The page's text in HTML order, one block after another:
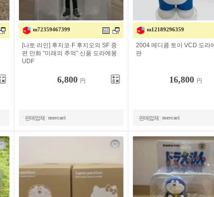
m72359467399
[나토 리인] 후지코·F 후지오의 SF 중
편 만화 “미래의 추억” 신품 도라에몽
UDF
6,800 円
판매업체 mercari
m12189296359
2004 메디콤 토이 VCD 도라
판
16,800 円
판매업체 mercari